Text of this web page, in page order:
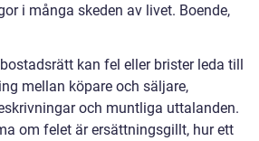
i många skeden av livet. Boende,
kan fel eller brister leda till
mellan köpare och säljare,
och muntliga uttalanden.
om felet är ersättningsgillt, hur ett